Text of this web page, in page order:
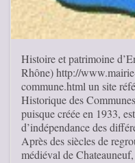
Histoire et patrimoine
Rhône) http://
commune.html un site
Historique des
puisque créée en 1933,
d’indépendance des
Après des siècles de
médiéval de